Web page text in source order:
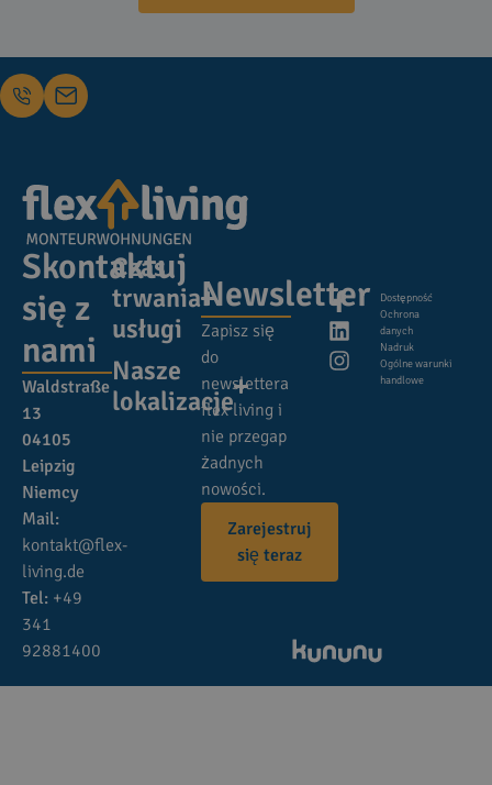
Skontaktuj
się z
nami
Waldstraße
13
04105
Leipzig
Niemcy
Mail:
kontakt@flex-
living.de
Tel: +49
341
92881400
Czas
trwania
usługi
Nasze
lokalizacje
Newsletter
Zapisz się
do
newslettera
flex living i
nie przegap
żadnych
nowości.
Zarejestruj
się teraz
Dostępność
Ochrona
danych
Nadruk
Ogólne warunki
handlowe